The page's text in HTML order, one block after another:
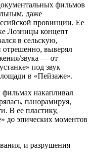
фильмов
даже
провинции. Ее
Лозницы концепт
в сельскую,
отрешенно, выверял
звука — от
под звук
в «Пейзаже».
накапливал
панорамируя,
В ее пластику,
до эпических моментов
и разрушения